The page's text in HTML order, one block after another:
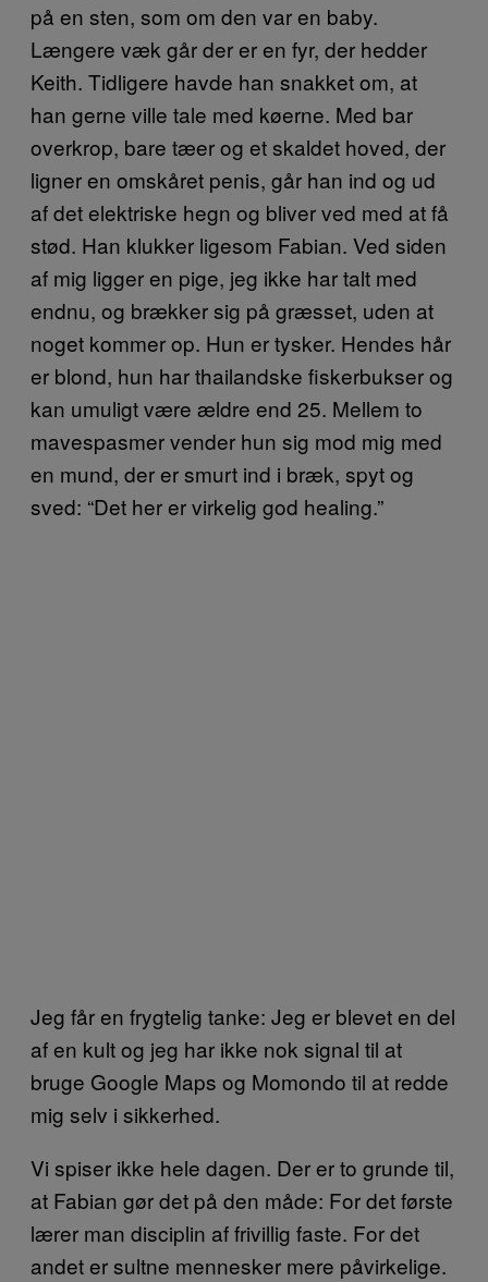
på en sten, som om den var en baby.
Længere væk går der er en fyr, der hedder
Keith. Tidligere havde han snakket om, at
han gerne ville tale med køerne. Med bar
overkrop, bare tæer og et skaldet hoved, der
ligner en omskåret penis, går han ind og ud
af det elektriske hegn og bliver ved med at få
stød. Han klukker ligesom Fabian. Ved siden
af mig ligger en pige, jeg ikke har talt med
endnu, og brækker sig på græsset, uden at
noget kommer op. Hun er tysker. Hendes hår
er blond, hun har thailandske fiskerbukser og
kan umuligt være ældre end 25. Mellem to
mavespasmer vender hun sig mod mig med
en mund, der er smurt ind i bræk, spyt og
sved: “Det her er virkelig god healing.”
Jeg får en frygtelig tanke: Jeg er blevet en del
af en kult og jeg har ikke nok signal til at
bruge Google Maps og Momondo til at redde
mig selv i sikkerhed.
Vi spiser ikke hele dagen. Der er to grunde til,
at Fabian gør det på den måde: For det første
lærer man disciplin af frivillig faste. For det
andet er sultne mennesker mere påvirkelige.